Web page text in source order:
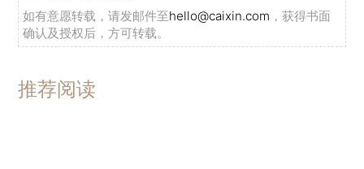
如有意愿转载，请发邮件至hello@caixin.com ，获得书面
确认及授权后，方可转载。
推荐阅读